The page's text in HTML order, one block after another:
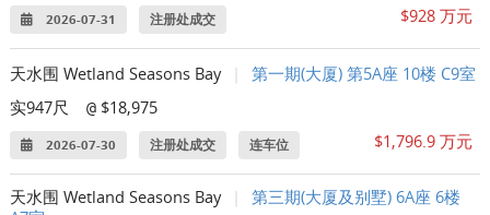
2026-07-31 注册处成交 $928 万元
天水围 Wetland Seasons Bay
第一期(大厦) 第5A座 10楼 C9室
实947尺
@ $18,975
2026-07-30 注册处成交 连车位 $1,796.9 万元
天水围 Wetland Seasons Bay
第三期(大厦及别墅) 6A座 6楼